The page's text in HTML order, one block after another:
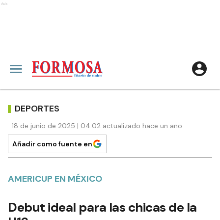
Ads
DEPORTES
18 de junio de 2025 | 04:02 actualizado hace un año
Añadir como fuente en
AMERICUP EN MÉXICO
Debut ideal para las chicas de la